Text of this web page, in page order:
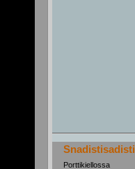
Snadistisadisti
Porttikiellossa